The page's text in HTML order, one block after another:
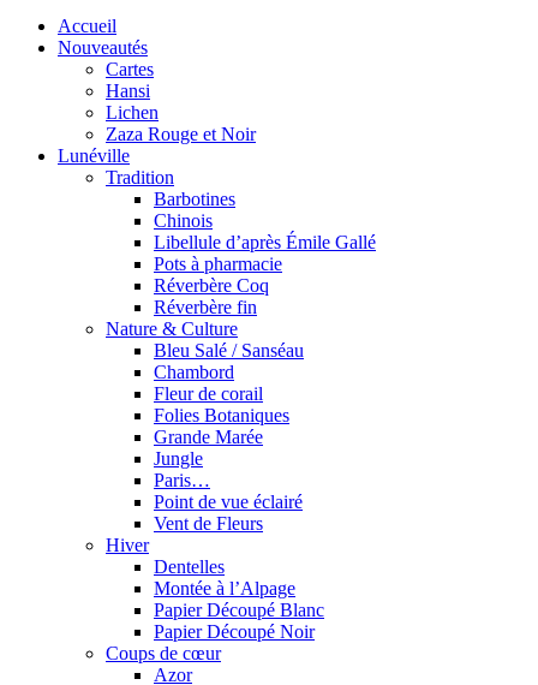
Accueil
Nouveautés
Cartes
Hansi
Lichen
Zaza Rouge et Noir
Lunéville
Tradition
Barbotines
Chinois
Libellule d’après Émile Gallé
Pots à pharmacie
Réverbère Coq
Réverbère fin
Nature & Culture
Bleu Salé / Sanséau
Chambord
Fleur de corail
Folies Botaniques
Grande Marée
Jungle
Paris…
Point de vue éclairé
Vent de Fleurs
Hiver
Dentelles
Montée à l’Alpage
Papier Découpé Blanc
Papier Découpé Noir
Coups de cœur
Azor